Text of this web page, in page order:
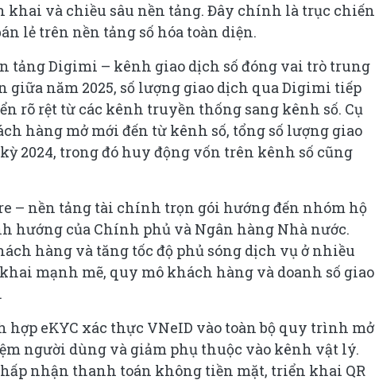
khai và chiều sâu nền tảng. Đây chính là trục chiến
lẻ trên nền tảng số hóa toàn diện.
tảng Digimi – kênh giao dịch số đóng vai trò trung
năm 2025, số lượng giao dịch qua Digimi tiếp
rõ rệt từ các kênh truyền thống sang kênh số. Cụ
hàng mở mới đến từ kênh số, tổng số lượng giao
2024, trong đó huy động vốn trên kênh số cũng
– nền tảng tài chính trọn gói hướng đến nhóm hộ
hướng của Chính phủ và Ngân hàng Nhà nước.
hàng và tăng tốc độ phủ sóng dịch vụ ở nhiều
mạnh mẽ, quy mô khách hàng và doanh số giao
eKYC xác thực VNeID vào toàn bộ quy trình mở
người dùng và giảm phụ thuộc vào kênh vật lý.
nhận thanh toán không tiền mặt, triển khai QR